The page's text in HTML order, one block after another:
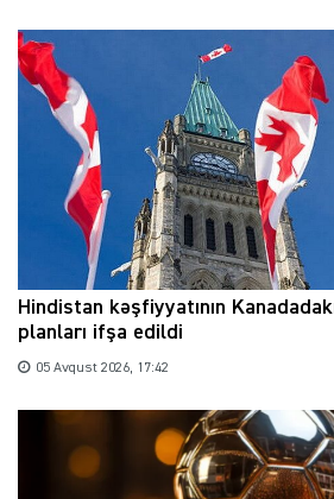
Hindistan kəşfiyyatının
planları ifşa edildi
05 Avqust 2026, 17:42